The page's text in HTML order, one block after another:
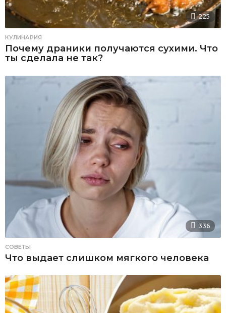
225
КУЛИНАРИЯ
Почему драники получаются сухими. Что
ты сделала не так?
336
СОВЕТЫ
Что выдает слишком мягкого человека